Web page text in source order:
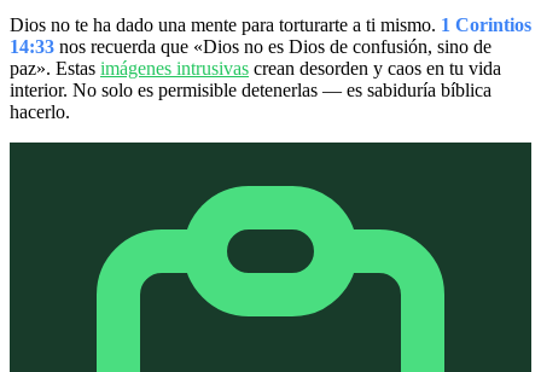
Dios no te ha dado una mente para torturarte a ti mismo. 1 Corintios
14:33 nos recuerda que «Dios no es Dios de confusión, sino de
paz». Estas imágenes intrusivas crean desorden y caos en tu vida
interior. No solo es permisible detenerlas — es sabiduría bíblica
hacerlo.